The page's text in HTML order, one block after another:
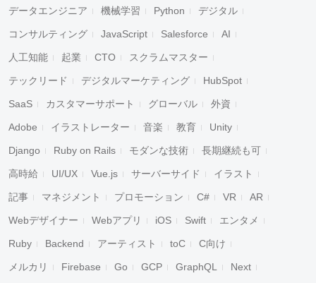
データエンジニア 機械学習 Python デジタル
コンサルティング JavaScript Salesforce AI
人工知能 起業 CTO スクラムマスター
テックリード デジタルマーケティング HubSpot
SaaS カスタマーサポート グローバル 外資
Adobe イラストレーター 音楽 教育 Unity
Django Ruby on Rails モダンな技術 長期継続も可
高時給 UI/UX Vue.js サーバーサイド イラスト
記事 マネジメント プロモーション C# VR AR
Webデザイナー Webアプリ iOS Swift エンタメ
Ruby Backend アーティスト toC C向け
メルカリ Firebase Go GCP GraphQL Next